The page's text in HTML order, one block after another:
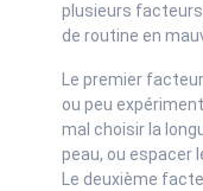
plusieurs
de routine en
Le premier
ou peu
mal choisir la
peau, ou espacer
Le deuxième